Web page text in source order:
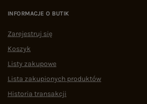
INFORMACJE O BUTIK
Zarejestruj się
Koszyk
Listy zakupowe
Lista zakupionych produktów
Historia transakcji